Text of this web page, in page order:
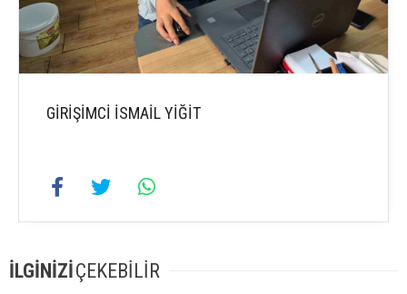
GİRİŞİMCİ İSMAİL YİĞİT
İLGİNİZİÇEKEBİLİR